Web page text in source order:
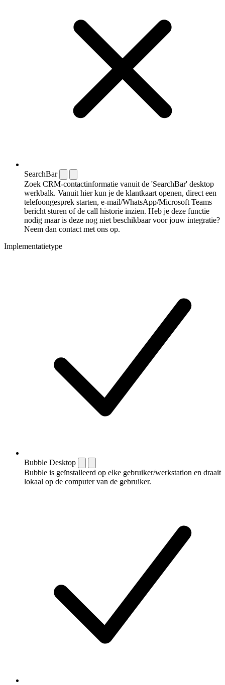
SearchBar
Zoek CRM-contactinformatie vanuit de 'SearchBar' desktop
werkbalk. Vanuit hier kun je de klantkaart openen, direct een
telefoongesprek starten, e-mail/WhatsApp/Microsoft Teams
bericht sturen of de call historie inzien. Heb je deze functie
nodig maar is deze nog niet beschikbaar voor jouw integratie?
Neem dan contact met ons op.
Implementatietype
Bubble Desktop
Bubble is geïnstalleerd op elke gebruiker/werkstation en draait
lokaal op de computer van de gebruiker.